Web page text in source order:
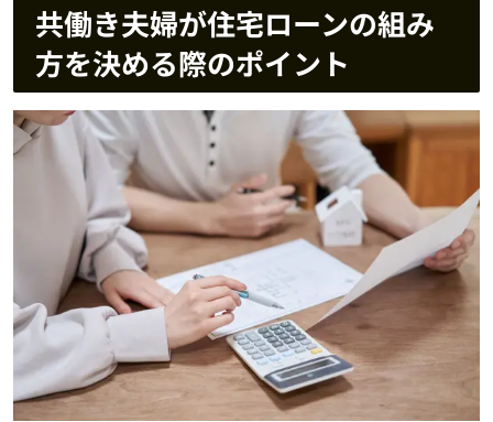
共働き夫婦が住宅ローンの組み
方を決める際のポイント